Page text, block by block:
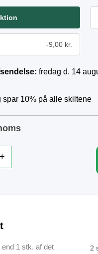
-9,00 kr.
fredag d. 14
spar 10% på alle skiltene
1 stk. af det
2